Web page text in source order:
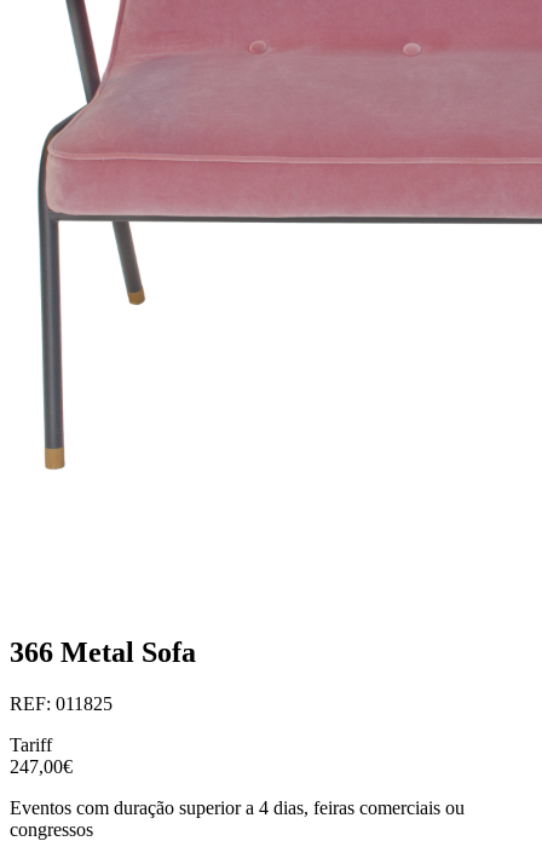
366 Metal Sofa
REF: 011825
Tariff
247,00€
Eventos com duração superior a 4 dias, feiras comerciais ou
congressos